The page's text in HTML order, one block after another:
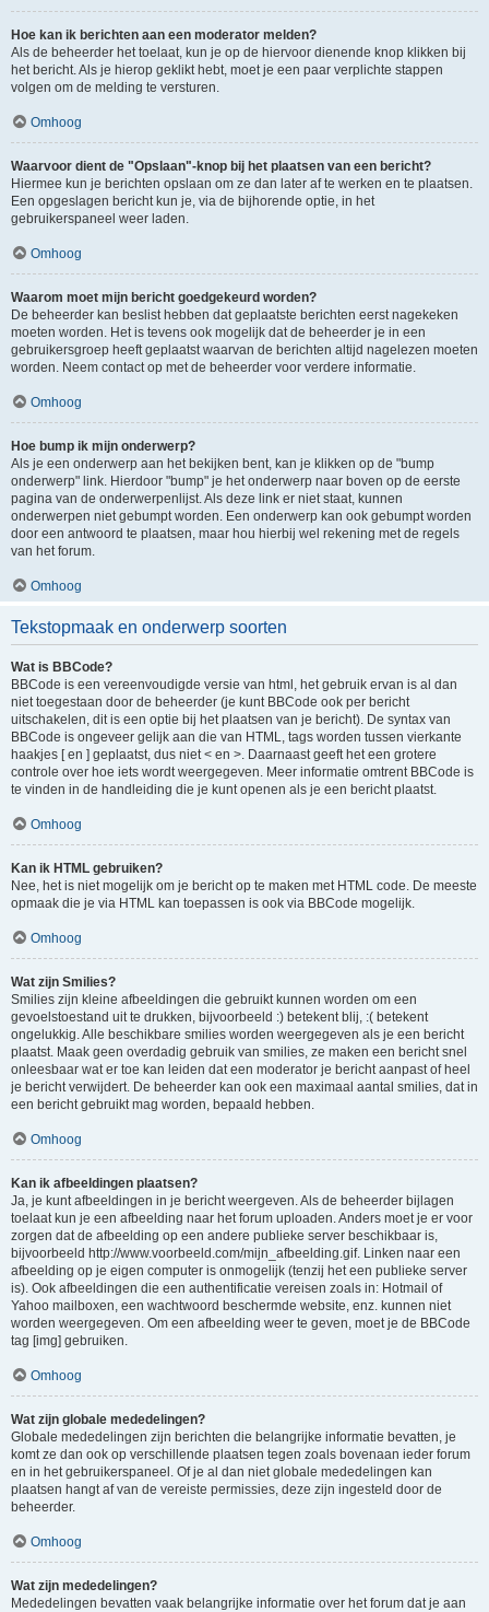
Hoe kan ik berichten aan een moderator melden?
Als de beheerder het toelaat, kun je op de hiervoor dienende knop klikken bij
het bericht. Als je hierop geklikt hebt, moet je een paar verplichte stappen
volgen om de melding te versturen.
Omhoog
Waarvoor dient de "Opslaan"-knop bij het plaatsen van een bericht?
Hiermee kun je berichten opslaan om ze dan later af te werken en te plaatsen.
Een opgeslagen bericht kun je, via de bijhorende optie, in het
gebruikerspaneel weer laden.
Omhoog
Waarom moet mijn bericht goedgekeurd worden?
De beheerder kan beslist hebben dat geplaatste berichten eerst nagekeken
moeten worden. Het is tevens ook mogelijk dat de beheerder je in een
gebruikersgroep heeft geplaatst waarvan de berichten altijd nagelezen moeten
worden. Neem contact op met de beheerder voor verdere informatie.
Omhoog
Hoe bump ik mijn onderwerp?
Als je een onderwerp aan het bekijken bent, kan je klikken op de "bump
onderwerp" link. Hierdoor "bump" je het onderwerp naar boven op de eerste
pagina van de onderwerpenlijst. Als deze link er niet staat, kunnen
onderwerpen niet gebumpt worden. Een onderwerp kan ook gebumpt worden
door een antwoord te plaatsen, maar hou hierbij wel rekening met de regels
van het forum.
Omhoog
Tekstopmaak en onderwerp soorten
Wat is BBCode?
BBCode is een vereenvoudigde versie van html, het gebruik ervan is al dan
niet toegestaan door de beheerder (je kunt BBCode ook per bericht
uitschakelen, dit is een optie bij het plaatsen van je bericht). De syntax van
BBCode is ongeveer gelijk aan die van HTML, tags worden tussen vierkante
haakjes [ en ] geplaatst, dus niet < en >. Daarnaast geeft het een grotere
controle over hoe iets wordt weergegeven. Meer informatie omtrent BBCode is
te vinden in de handleiding die je kunt openen als je een bericht plaatst.
Omhoog
Kan ik HTML gebruiken?
Nee, het is niet mogelijk om je bericht op te maken met HTML code. De meeste
opmaak die je via HTML kan toepassen is ook via BBCode mogelijk.
Omhoog
Wat zijn Smilies?
Smilies zijn kleine afbeeldingen die gebruikt kunnen worden om een
gevoelstoestand uit te drukken, bijvoorbeeld :) betekent blij, :( betekent
ongelukkig. Alle beschikbare smilies worden weergegeven als je een bericht
plaatst. Maak geen overdadig gebruik van smilies, ze maken een bericht snel
onleesbaar wat er toe kan leiden dat een moderator je bericht aanpast of heel
je bericht verwijdert. De beheerder kan ook een maximaal aantal smilies, dat in
een bericht gebruikt mag worden, bepaald hebben.
Omhoog
Kan ik afbeeldingen plaatsen?
Ja, je kunt afbeeldingen in je bericht weergeven. Als de beheerder bijlagen
toelaat kun je een afbeelding naar het forum uploaden. Anders moet je er voor
zorgen dat de afbeelding op een andere publieke server beschikbaar is,
bijvoorbeeld http://www.voorbeeld.com/mijn_afbeelding.gif. Linken naar een
afbeelding op je eigen computer is onmogelijk (tenzij het een publieke server
is). Ook afbeeldingen die een authentificatie vereisen zoals in: Hotmail of
Yahoo mailboxen, een wachtwoord beschermde website, enz. kunnen niet
worden weergegeven. Om een afbeelding weer te geven, moet je de BBCode
tag [img] gebruiken.
Omhoog
Wat zijn globale mededelingen?
Globale mededelingen zijn berichten die belangrijke informatie bevatten, je
komt ze dan ook op verschillende plaatsen tegen zoals bovenaan ieder forum
en in het gebruikerspaneel. Of je al dan niet globale mededelingen kan
plaatsen hangt af van de vereiste permissies, deze zijn ingesteld door de
beheerder.
Omhoog
Wat zijn mededelingen?
Mededelingen bevatten vaak belangrijke informatie over het forum dat je aan